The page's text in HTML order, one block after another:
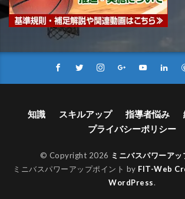
知識 スキルアップ 指導者悩み
プライバシーポリシー
© Copyright 2026 ミニバスパワーアッ
ミニバスパワーアップポイント by FIT-Web
WordPress.